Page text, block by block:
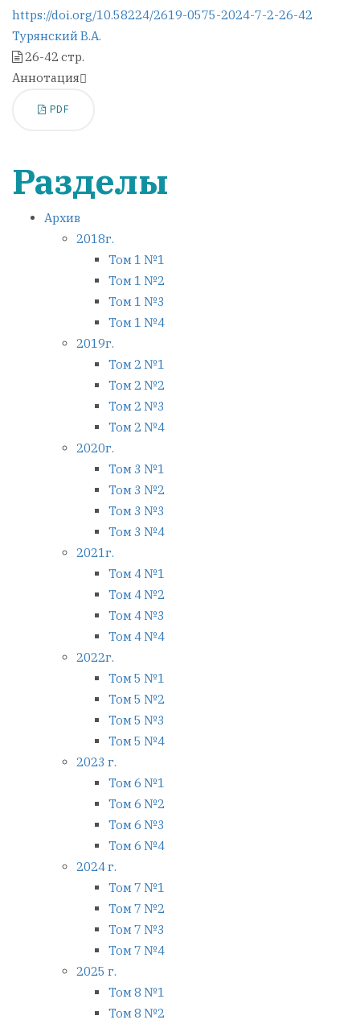
https://doi.org/10.58224/2619-0575-2024-7-2-26-42
Турянский В.А.
26-42 стр.
Аннотация
PDF
Разделы
Архив
2018г.
Том 1 №1
Том 1 №2
Том 1 №3
Том 1 №4
2019г.
Том 2 №1
Том 2 №2
Том 2 №3
Том 2 №4
2020г.
Том 3 №1
Том 3 №2
Том 3 №3
Том 3 №4
2021г.
Том 4 №1
Том 4 №2
Том 4 №3
Том 4 №4
2022г.
Том 5 №1
Том 5 №2
Том 5 №3
Том 5 №4
2023 г.
Том 6 №1
Том 6 №2
Том 6 №3
Том 6 №4
2024 г.
Том 7 №1
Том 7 №2
Том 7 №3
Том 7 №4
2025 г.
Том 8 №1
Том 8 №2